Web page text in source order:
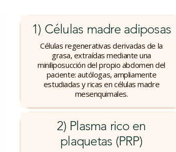
1) Células madre adiposas
Células regenerativas derivadas de la
grasa, extraídas mediante una
miniliposucción del propio abdomen del
paciente: autólogas, ampliamente
estudiadas y ricas en células madre
mesenquimales.
2) Plasma rico en
plaquetas (PRP)